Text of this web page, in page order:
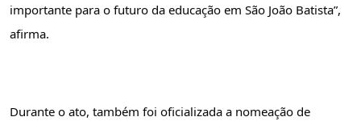
importante para o futuro da educação em São João Batista”,
afirma.
Durante o ato, também foi oficializada a nomeação de